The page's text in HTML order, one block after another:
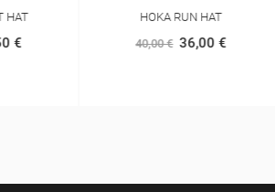
€
HOKA RUN HAT
40,00 € 36,00 €